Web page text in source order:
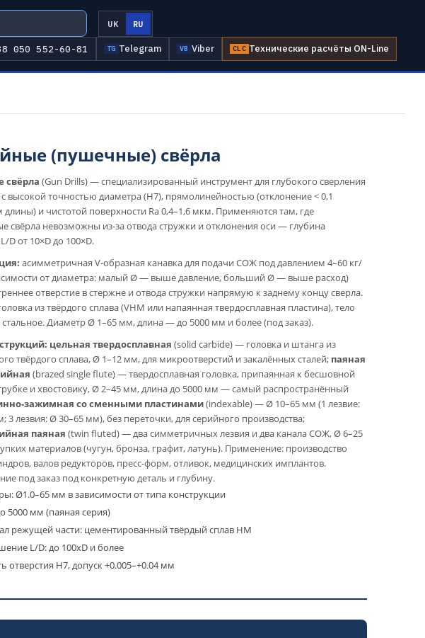
UK RU
050 552-60-81 TG Telegram VB Viber CLC Технические расчёты ON-Line
(пушечные) свёрла
свёрла (Gun Drills) — специализированный инструмент для глубокого сверления
с высокой точностью диаметра (H7), прямолинейностью (отклонение < 0,1
и чистотой поверхности Ra 0,4–1,6 мкм. Применяются там, где
свёрла невозможны из-за отвода стружки и отклонения оси — глубина
D от 10×D до 100×D.
асимметричная V-образная канавка для подачи СОЖ под давлением 4–60 кг/
от диаметра: малый Ø — выше давление, больший Ø — выше расход)
отверстие в стержне и отвода стружки напрямую к заднему концу сверла.
из твёрдого сплава (VHM или напаянная твердосплавная пластина), тело
стальное. Диаметр Ø 1–65 мм, длина — до 5000 мм и более (под заказ).
цельная твердосплавная (solid carbide) — головка и штанга из
твёрдого сплава, Ø 1–12 мм, для микроотверстий и закалённых сталей; паяная
(brazed single flute) — твердосплавная головка, припаянная к бесшовной
и хвостовику, Ø 2–45 мм, длина до 5000 мм — самый распространённый
зажимная со сменными пластинами(indexable) — Ø 10–65 мм (1 лезвие:
3 лезвия: Ø 30–65 мм), без переточки, для серийного производства;
паяная (twin fluted) — два симметричных лезвия и два канала СОЖ, Ø 6–25
материалов (чугун, бронза, графит, латунь). Применение: производство
валов редукторов, пресс-форм, отливок, медицинских имплантов.
под заказ под конкретную деталь и глубину.
Ø1.0–65 мм в зависимости от типа конструкции
5000 мм (паяная серия)
режущей части: цементированный твёрдый сплав HM
L/D: до 100xD и более
отверстия H7, допуск +0.005–+0.04 мм